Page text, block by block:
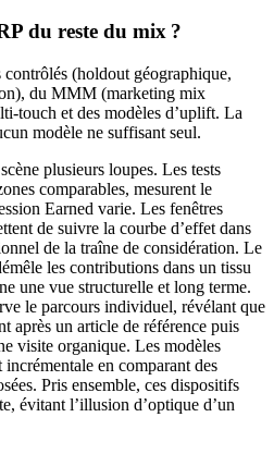
du reste du mix ?
contrôlés (holdout géographique,
du MMM (marketing mix
touch et des modèles d’uplift. La
modèle ne suffisant seul.
plusieurs loupes. Les tests
comparables, mesurent le
Earned varie. Les fenêtres
de suivre la courbe d’effet dans
de la traîne de considération. Le
les contributions dans un tissu
une vue structurelle et long terme.
le parcours individuel, révélant que
après un article de référence puis
visite organique. Les modèles
en comparant des
Pris ensemble, ces dispositifs
évitant l’illusion d’optique d’un